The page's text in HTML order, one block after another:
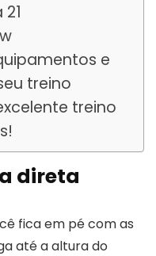
e
treino
treino
direta
fica em pé com as
até a altura do